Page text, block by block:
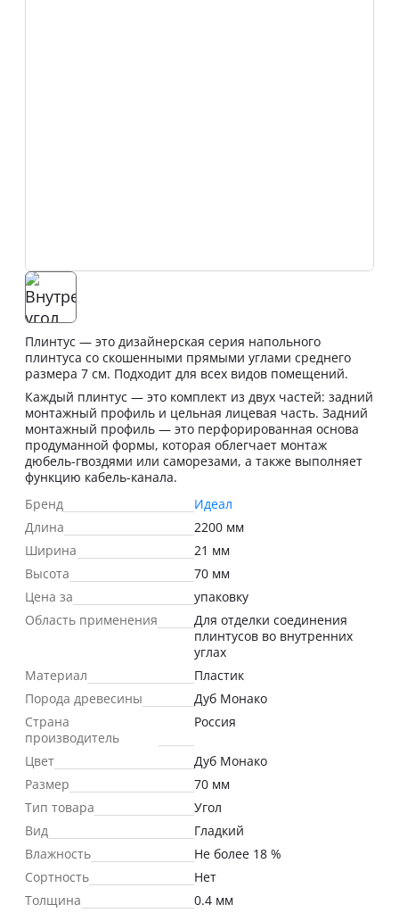
Плинтус — это дизайнерская серия напольного
плинтуса со скошенными прямыми углами среднего
размера 7 см. Подходит для всех видов помещений.
Каждый плинтус — это комплект из двух частей: задний
монтажный профиль и цельная лицевая часть. Задний
монтажный профиль — это перфорированная основа
продуманной формы, которая облегчает монтаж
дюбель-гвоздями или саморезами, а также выполняет
функцию кабель-канала.
Бренд
Идеал
Длина
2200 мм
Ширина
21 мм
Высота
70 мм
Цена за
упаковку
Область применения
Для отделки соединения
плинтусов во внутренних
углах
Материал
Пластик
Порода древесины
Дуб Монако
Страна
производитель
Россия
Цвет
Дуб Монако
Размер
70 мм
Тип товара
Угол
Вид
Гладкий
Влажность
Не более 18 %
Сортность
Нет
Толщина
0.4 мм